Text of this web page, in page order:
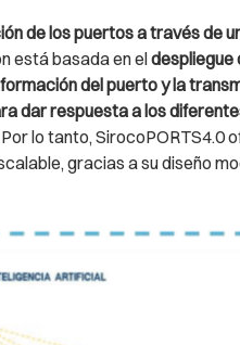
de los puertos a través de
está basada en eldespliegue
del puerto y la
dar respuesta a los
lo tanto, SirocoPORTS4.0
gracias a su diseño